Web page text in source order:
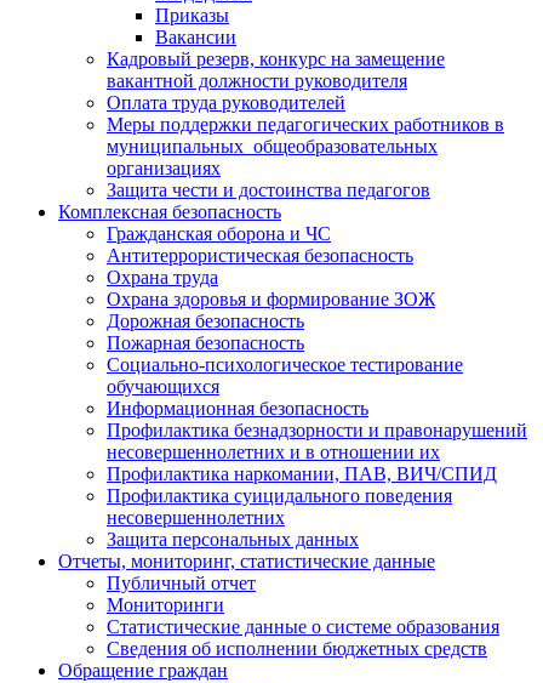
Приказы
Вакансии
Кадровый резерв, конкурс на замещение
вакантной должности руководителя
Оплата труда руководителей
Меры поддержки педагогических работников в
муниципальных общеобразовательных
организациях
Защита чести и достоинства педагогов
Комплексная безопасность
Гражданская оборона и ЧС
Антитеррористическая безопасность
Охрана труда
Охрана здоровья и формирование ЗОЖ
Дорожная безопасность
Пожарная безопасность
Социально-психологическое тестирование
обучающихся
Информационная безопасность
Профилактика безнадзорности и правонарушений
несовершеннолетних и в отношении их
Профилактика наркомании, ПАВ, ВИЧ/СПИД
Профилактика суицидального поведения
несовершеннолетних
Защита персональных данных
Отчеты, мониторинг, статистические данные
Публичный отчет
Мониторинги
Статистические данные о системе образования
Сведения об исполнении бюджетных средств
Обращение граждан